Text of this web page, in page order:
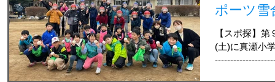
ポーツ雪
【スポ探】
(土)に真瀬小